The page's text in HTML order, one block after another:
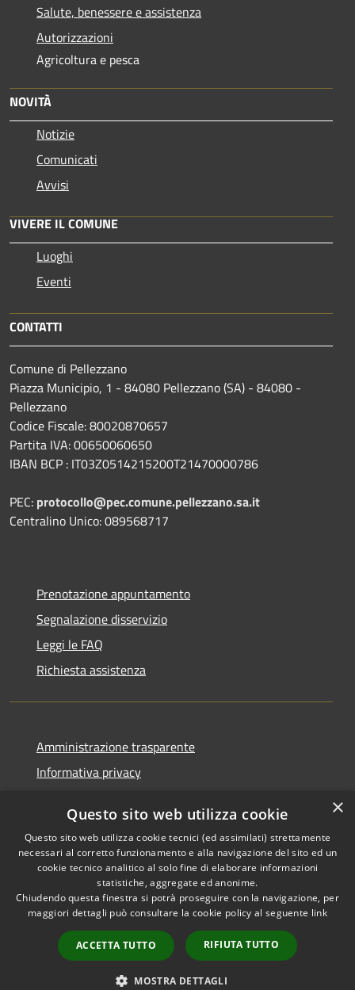
Salute, benessere e assistenza
Autorizzazioni
Agricoltura e pesca
NOVITÀ
Notizie
Comunicati
Avvisi
VIVERE IL COMUNE
Luoghi
Eventi
CONTATTI
Comune di Pellezzano
Piazza Municipio, 1 - 84080 Pellezzano (SA) - 84080 -
Pellezzano
Codice Fiscale: 80020870657
Partita IVA: 00650060650
IBAN BCP : IT03Z0514215200T21470000786
PEC: protocollo@pec.comune.pellezzano.sa.it
Centralino Unico: 089568717
Prenotazione appuntamento
Segnalazione disservizio
Leggi le FAQ
Richiesta assistenza
Amministrazione trasparente
Informativa privacy
Dichiarazione di accessibilità
RSS
Accessibilità
Copyright © 2026 • Comune di
Pellezzano • Powered by
Municipium•
Accesso
redazione
×
Questo sito web utilizza cookie
Questo sito web utilizza cookie tecnici (ed assimilati) strettamente
necessari al corretto funzionamento e alla navigazione del sito ed un
cookie tecnico analitico al solo fine di elaborare informazioni
statistiche, aggregate ed anonime.
Chiudendo questa finestra si potrà proseguire con la navigazione, per
maggiori dettagli può consultare la cookie policy al seguente link
ACCETTA TUTTO RIFIUTA TUTTO
MOSTRA DETTAGLI